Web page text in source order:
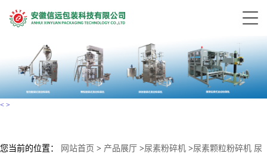
< >
您当前的位置： 网站首页 > 产品展厅 >尿素粉碎机 >尿素颗粒粉碎机 尿